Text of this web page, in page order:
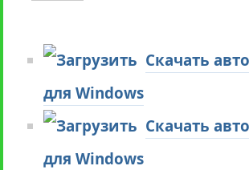
Скачать
для Windows
Скачать
для Windows